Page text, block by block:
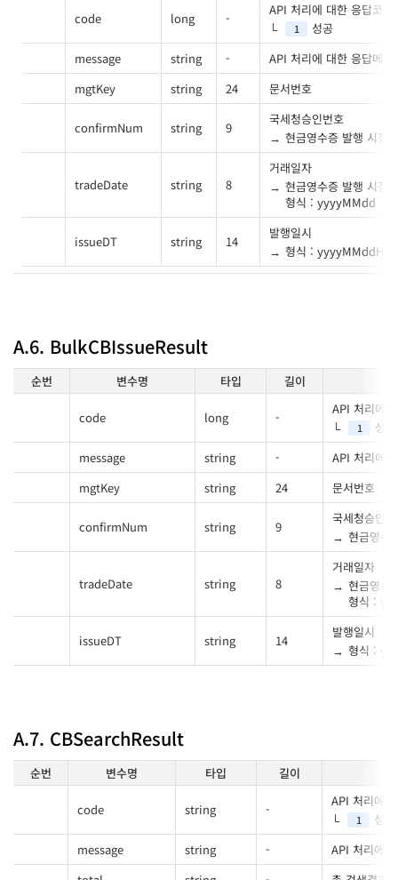
code long -
API 처리에 대한 응답코드
1
성공
message
string -
API 처리에 대한 응답메시
mgtKey
string 24 문서번호
confirmNum string 9
국세청승인번호
현금영수증 발행 시점
tradeDate string 8
거래일자
현금영수증 발행 시점
형식 : yyyyMMdd
issueDT string 14
발행일시
형식 :
A.6. BulkCBIssueResult
순번 변수명 타입 길이
code long -
API 처리에
1
성공
message
string -
API 처리에
mgtKey
string 24 문서번호
confirmNum string 9
국세청승인
현금영수
tradeDate string 8
거래일자
현금영수
형식 :
issueDT string 14
발행일시
형식 :
A.7. CBSearchResult
순번 변수명 타입 길이
code string -
API 처리에
1
성공
message
string -
API 처리에